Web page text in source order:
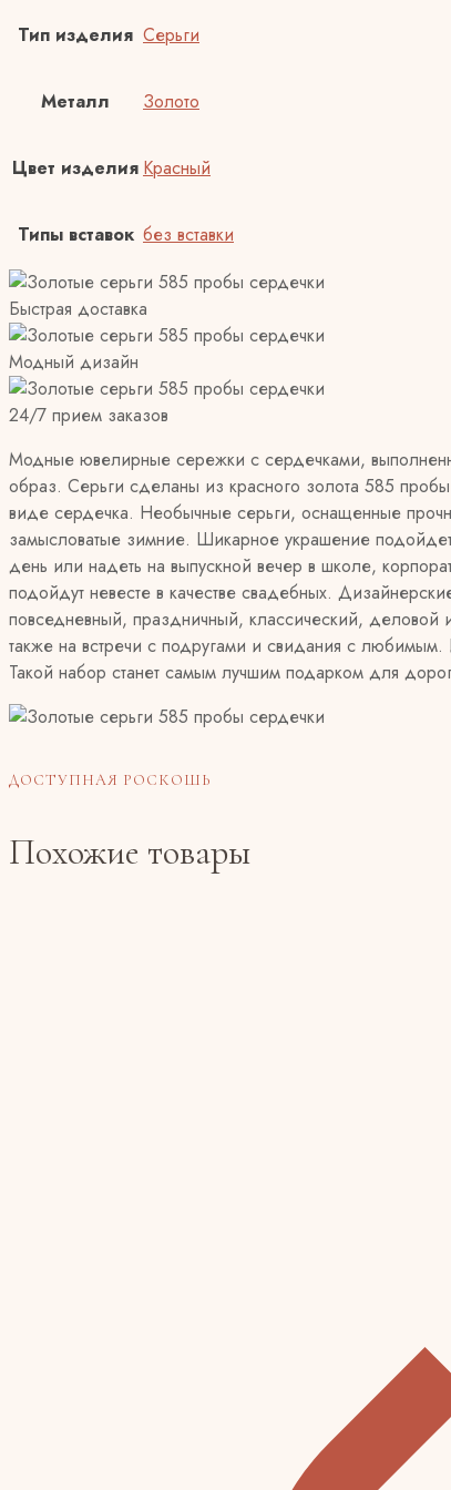
Тип изделия Серьги
Металл Золото
Цвет изделия Красный
Типы вставок без вставки
Быстрая доставка
Модный дизайн
24/7 прием заказов
Модные ювелирные сережки с сердечками,
образ. Серьги сделаны из красного золота 585
виде сердечка. Необычные серьги, оснащенные
замысловатые зимние. Шикарное украшение
день или надеть на выпускной вечер в школе,
подойдут невесте в качестве свадебных.
повседневный, праздничный, классический, деловой
также на встречи с подругами и свидания с любимым.
Такой набор станет самым лучшим подарком для
ДОСТУПНАЯ РОСКОШЬ
Похожие товары